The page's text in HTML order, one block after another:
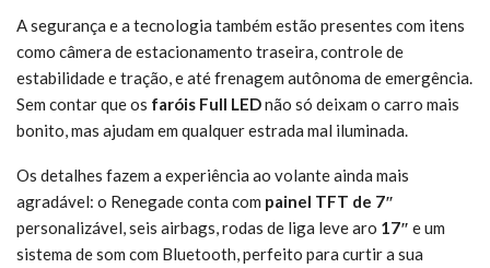
A segurança e a tecnologia também estão presentes com itens
como câmera de estacionamento traseira, controle de
estabilidade e tração, e até frenagem autônoma de emergência.
Sem contar que os faróis Full LEDnão só deixam o carro mais
bonito, mas ajudam em qualquer estrada mal iluminada.
Os detalhes fazem a experiência ao volante ainda mais
agradável: o Renegade conta com painel TFT de 7″
personalizável, seis airbags, rodas de liga leve aro 17″ e um
sistema de som com Bluetooth, perfeito para curtir a sua